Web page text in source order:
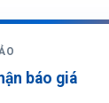
báo giá